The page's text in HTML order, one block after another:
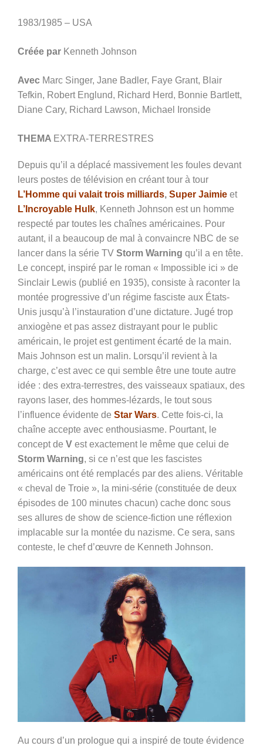
1983/1985 – USA
Créée par Kenneth Johnson
Avec Marc Singer, Jane Badler, Faye Grant, Blair
Tefkin, Robert Englund, Richard Herd, Bonnie Bartlett,
Diane Cary, Richard Lawson, Michael Ironside
THEMA EXTRA-TERRESTRES
Depuis qu’il a déplacé massivement les foules devant
leurs postes de télévision en créant tour à tour
L’Homme qui valait trois milliards, Super Jaimie et
L’Incroyable Hulk, Kenneth Johnson est un homme
respecté par toutes les chaînes américaines. Pour
autant, il a beaucoup de mal à convaincre NBC de se
lancer dans la série TV Storm Warning qu’il a en tête.
Le concept, inspiré par le roman « Impossible ici » de
Sinclair Lewis (publié en 1935), consiste à raconter la
montée progressive d’un régime fasciste aux États-
Unis jusqu’à l’instauration d’une dictature. Jugé trop
anxiogène et pas assez distrayant pour le public
américain, le projet est gentiment écarté de la main.
Mais Johnson est un malin. Lorsqu’il revient à la
charge, c’est avec ce qui semble être une toute autre
idée : des extra-terrestres, des vaisseaux spatiaux, des
rayons laser, des hommes-lézards, le tout sous
l’influence évidente de Star Wars. Cette fois-ci, la
chaîne accepte avec enthousiasme. Pourtant, le
concept de V est exactement le même que celui de
Storm Warning, si ce n’est que les fascistes
américains ont été remplacés par des aliens. Véritable
« cheval de Troie », la mini-série (constituée de deux
épisodes de 100 minutes chacun) cache donc sous
ses allures de show de science-fiction une réflexion
implacable sur la montée du nazisme. Ce sera, sans
conteste, le chef d’œuvre de Kenneth Johnson.
Au cours d’un prologue qui a inspiré de toute évidence